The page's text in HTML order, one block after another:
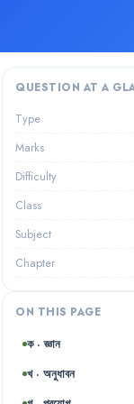
QUESTION AT A
Type
Marks
Difficulty
Class
Subject
Chapter
ON THIS PAGE
ক · জ্ঞান
খ · অনুধাবন